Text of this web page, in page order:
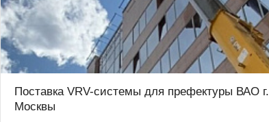
Поставка VRV-системы для префектуры ВАО г.
Москвы